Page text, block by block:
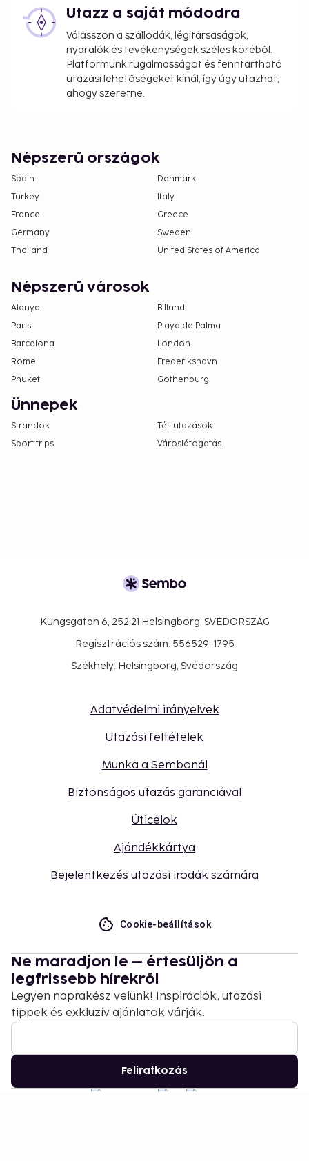
Utazz a saját módodra
Válasszon a szállodák, légitársaságok,
nyaralók és tevékenységek széles köréből.
Platformunk rugalmasságot és fenntartható
utazási lehetőségeket kínál, így úgy utazhat,
ahogy szeretne.
Népszerű országok
Spain
Denmark
Turkey
Italy
France
Greece
Germany
Sweden
Thailand
United States of America
Népszerű városok
Alanya
Billund
Paris
Playa de Palma
Barcelona
London
Rome
Frederikshavn
Phuket
Gothenburg
Ünnepek
Strandok
Téli utazások
Sport trips
Városlátogatás
Kungsgatan 6, 252 21 Helsingborg, SVÉDORSZÁG
Regisztrációs szám: 556529-1795
Székhely: Helsingborg, Svédország
Adatvédelmi irányelvek
Utazási feltételek
Munka a Sembonál
Biztonságos utazás garanciával
Úticélok
Ajándékkártya
Bejelentkezés utazási irodák számára
Cookie-beállítások
Ne maradjon le – értesüljön a
legfrissebb hírekről
Legyen naprakész velünk! Inspirációk, utazási
tippek és exkluzív ajánlatok várják.
Feliratkozás